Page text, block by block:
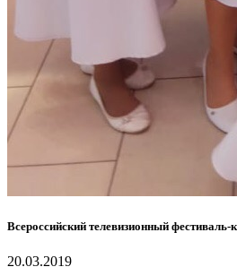
Всероссийский телевизионный
20.03.2019